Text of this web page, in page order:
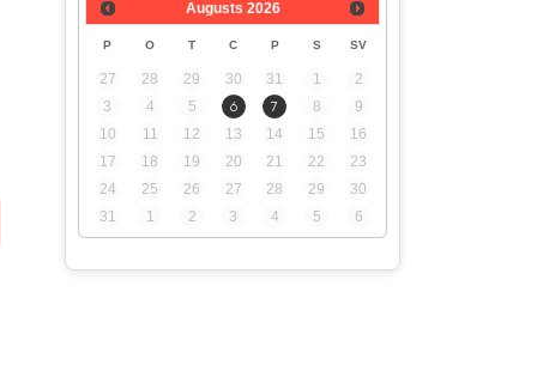
Augusts 2026
P O T C P S SV
27 28 29 30 31 1
2
3
4 5 6 7 8
9
10
11 12 13 14 15
16
17
18 19 20 21 22
23
24
25 26 27 28 29
30
31
1 2 3 4 5 6